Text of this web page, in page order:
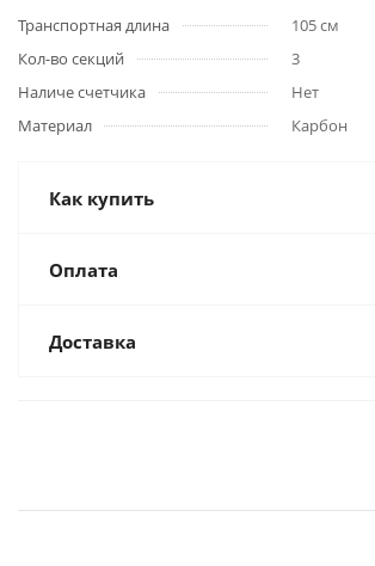
Транспортная длина
105 см
Кол-во секций
3
Наличе счетчика
Нет
Материал
Карбон
Как купить
Оплата
Доставка